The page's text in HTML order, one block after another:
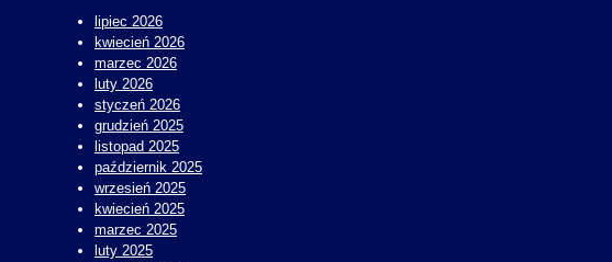
lipiec 2026
kwiecień 2026
marzec 2026
luty 2026
styczeń 2026
grudzień 2025
listopad 2025
październik 2025
wrzesień 2025
kwiecień 2025
marzec 2025
luty 2025